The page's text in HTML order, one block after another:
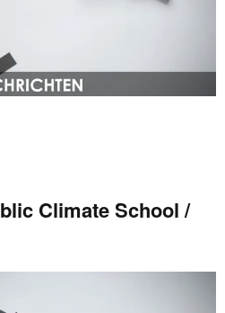
Climate School /